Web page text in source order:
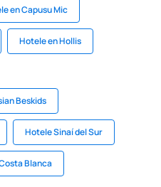
en Capusu Mic
Hotele en Hollis
Beskids
Hotele Sinaí del Sur
Blanca